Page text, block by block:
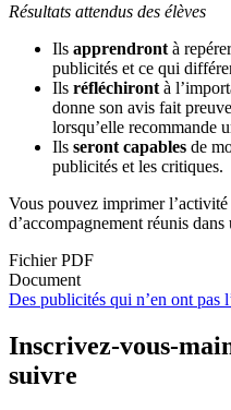
Résultats attendus des élèves
Ils apprendront à
publicités et ce qui
Ils réfléchiront à
donne son avis fait
lorsqu’elle recommande
Ils seront capables de
publicités et les critiques.
Vous pouvez imprimer l’activité
d’accompagnement réunis
Fichier PDF
Document
Des publicités qui n’en ont pas
Inscrivez-vous-
suivre